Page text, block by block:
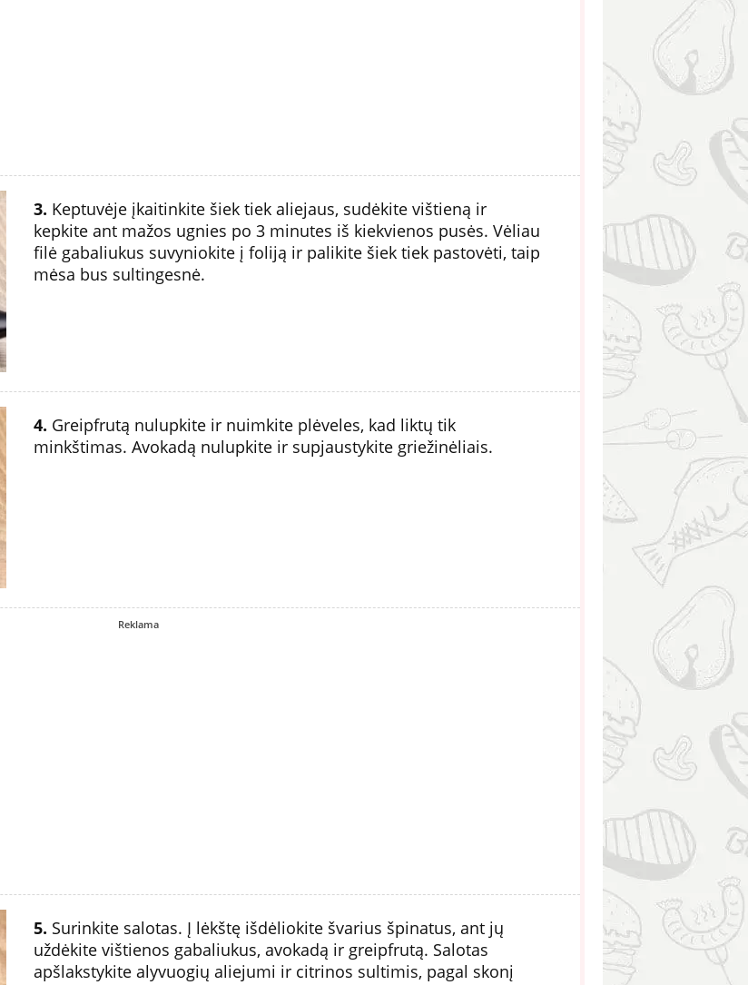
3. Keptuvėje įkaitinkite šiek tiek aliejaus, sudėkite vištieną ir
kepkite ant mažos ugnies po 3 minutes iš kiekvienos pusės. Vėliau
filė gabaliukus suvyniokite į foliją ir palikite šiek tiek pastovėti, taip
mėsa bus sultingesnė.
4. Greipfrutą nulupkite ir nuimkite plėveles, kad liktų tik
minkštimas. Avokadą nulupkite ir supjaustykite griežinėliais.
Reklama
5. Surinkite salotas. Į lėkštę išdėliokite švarius špinatus, ant jų
uždėkite vištienos gabaliukus, avokadą ir greipfrutą. Salotas
apšlakstykite alyvuogių aliejumi ir citrinos sultimis, pagal skonį